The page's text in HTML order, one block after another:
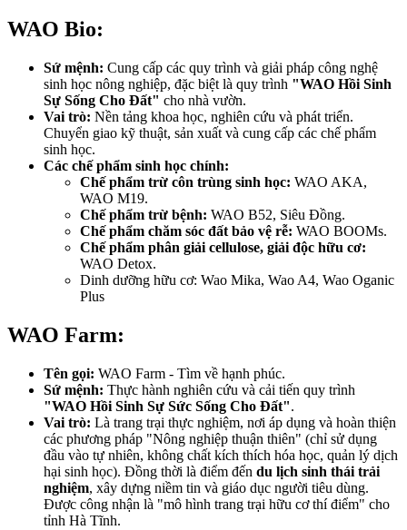
WAO Bio:
Sứ mệnh: Cung cấp các quy trình và giải pháp công nghệ
sinh học nông nghiệp, đặc biệt là quy trình "WAO Hồi Sinh
Sự Sống Cho Đất" cho nhà vườn.
Vai trò: Nền tảng khoa học, nghiên cứu và phát triển.
Chuyển giao kỹ thuật, sản xuất và cung cấp các chế phẩm
sinh học.
Các chế phẩm sinh học chính:
Chế phẩm trừ côn trùng sinh học: WAO AKA,
WAO M19.
Chế phẩm trừ bệnh: WAO B52, Siêu Đồng.
Chế phẩm chăm sóc đất bảo vệ rễ: WAO BOOMs.
Chế phẩm phân giải cellulose, giải độc hữu cơ:
WAO Detox.
Dinh dưỡng hữu cơ: Wao Mika, Wao A4, Wao Oganic
Plus
WAO Farm:
Tên gọi: WAO Farm - Tìm về hạnh phúc.
Sứ mệnh: Thực hành nghiên cứu và cải tiến quy trình
"WAO Hồi Sinh Sự Sức Sống Cho Đất".
Vai trò: Là trang trại thực nghiệm, nơi áp dụng và hoàn thiện
các phương pháp "Nông nghiệp thuận thiên" (chỉ sử dụng
đầu vào tự nhiên, không chất kích thích hóa học, quản lý dịch
hại sinh học). Đồng thời là điểm đến du lịch sinh thái trải
nghiệm, xây dựng niềm tin và giáo dục người tiêu dùng.
Được công nhận là "mô hình trang trại hữu cơ thí điểm" cho
tỉnh Hà Tĩnh.